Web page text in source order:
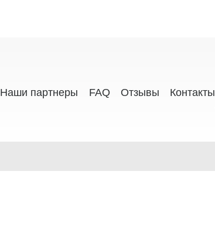
Наши партнеры FAQ Отзывы Контакты